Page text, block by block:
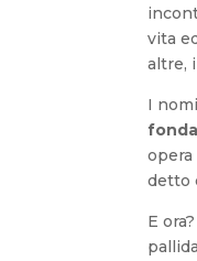
vita
altre,
I
opera
detto
E